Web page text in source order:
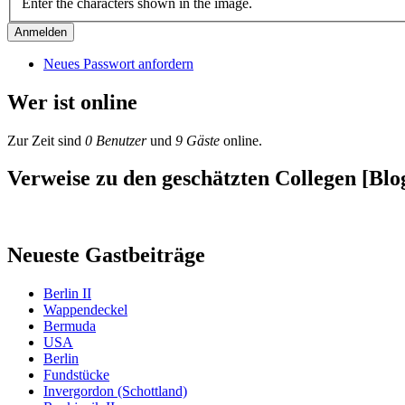
Neues Passwort anfordern
Wer ist online
Zur Zeit sind 0 Benutzerund 9 Gäste online.
Verweise zu den geschätzten Collegen
Neueste Gastbeiträge
Berlin II
Wappendeckel
Bermuda
USA
Berlin
Fundstücke
Invergordon (Schottland)